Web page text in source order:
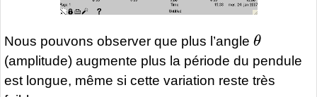
Nous pouvons observer que plus l’angle
θ
(amplitude) augmente plus la période du pendule
est longue, même si cette variation reste très